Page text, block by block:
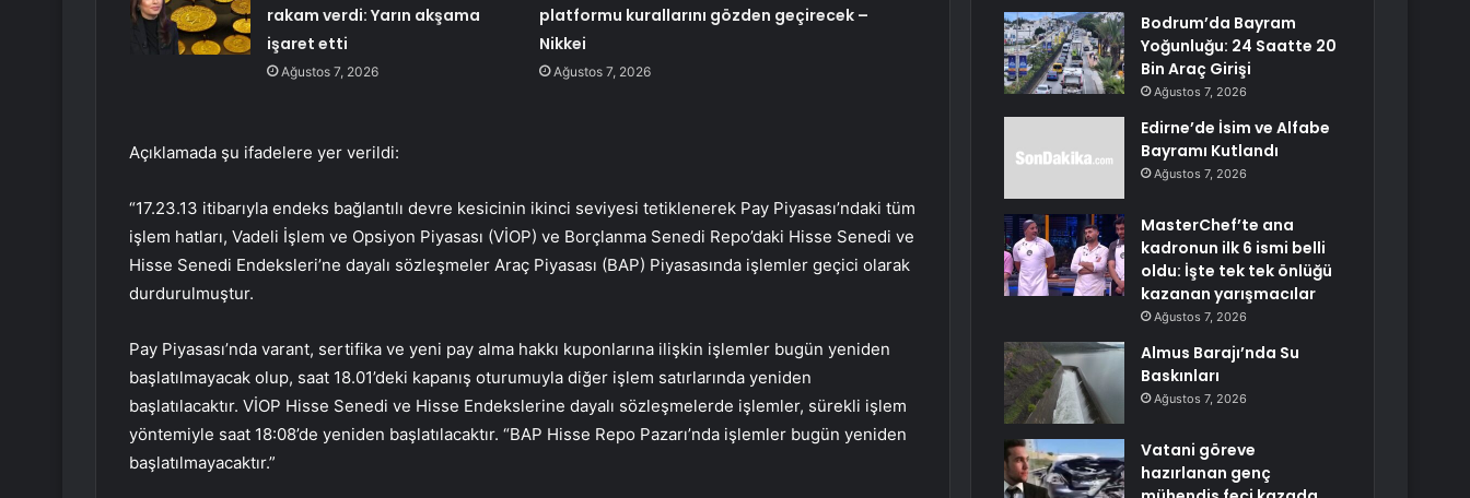
rakam verdi: Yarın akşama
işaret etti
Ağustos 7, 2026
platformu kurallarını gözden geçirecek –
Nikkei
Ağustos 7, 2026
Açıklamada şu ifadelere yer verildi:
“17.23.13 itibarıyla endeks bağlantılı devre kesicinin ikinci seviyesi tetiklenerek Pay Piyasası’ndaki tüm
işlem hatları, Vadeli İşlem ve Opsiyon Piyasası (VİOP) ve Borçlanma Senedi Repo’daki Hisse Senedi ve
Hisse Senedi Endeksleri’ne dayalı sözleşmeler Araç Piyasası (BAP) Piyasasında işlemler geçici olarak
durdurulmuştur.
Pay Piyasası’nda varant, sertifika ve yeni pay alma hakkı kuponlarına ilişkin işlemler bugün yeniden
başlatılmayacak olup, saat 18.01’deki kapanış oturumuyla diğer işlem satırlarında yeniden
başlatılacaktır. VİOP Hisse Senedi ve Hisse Endekslerine dayalı sözleşmelerde işlemler, sürekli işlem
yöntemiyle saat 18:08’de yeniden başlatılacaktır. “BAP Hisse Repo Pazarı’nda işlemler bugün yeniden
başlatılmayacaktır.”
Bodrum’da Bayram
Yoğunluğu: 24 Saatte 20
Bin Araç Girişi
Ağustos 7, 2026
Edirne’de İsim ve Alfabe
Bayramı Kutlandı
Ağustos 7, 2026
MasterChef’te ana
kadronun ilk 6 ismi belli
oldu: İşte tek tek önlüğü
kazanan yarışmacılar
Ağustos 7, 2026
Almus Barajı’nda Su
Baskınları
Ağustos 7, 2026
Vatani göreve
hazırlanan genç